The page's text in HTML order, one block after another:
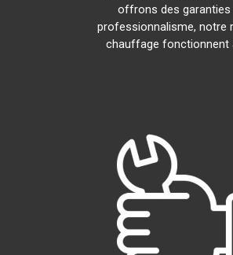
offrons des garanties
professionnalisme, notre
chauffage fonctionnent